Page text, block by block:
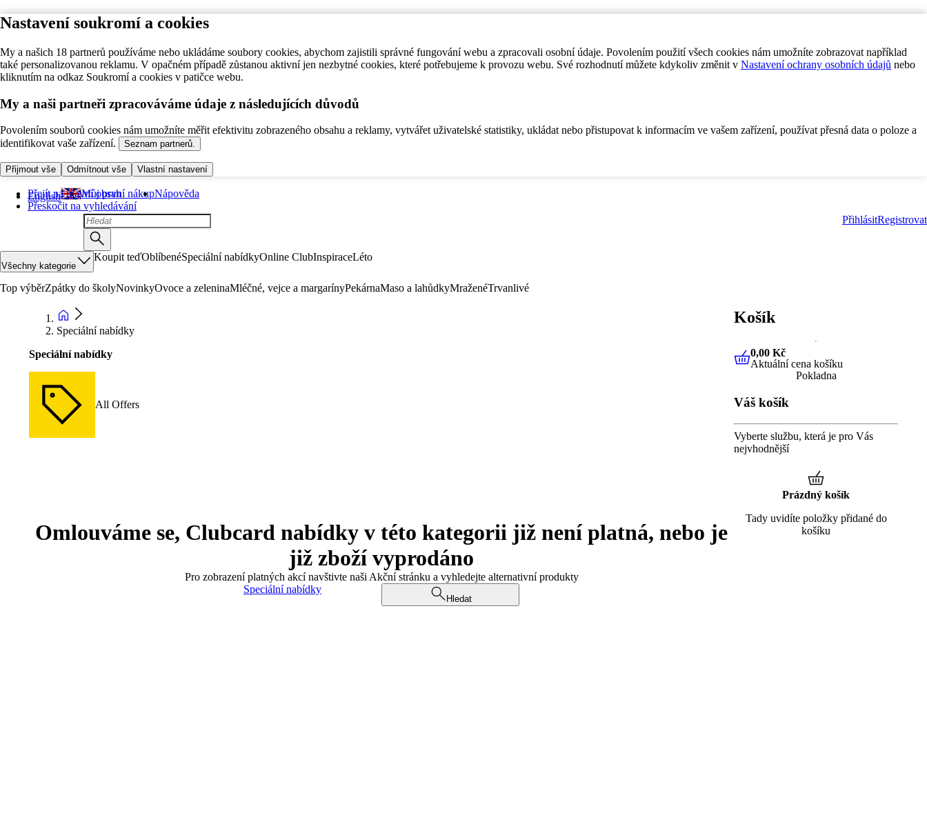
Nastavení soukromí a cookies
My a našich 18 partnerů používáme nebo ukládáme soubory cookies, abychom zajistili správné fungování webu a zpracovali osobní údaje. Povolením použití všech cookies nám umožníte zobrazovat například
také personalizovanou reklamu. V opačném případě zůstanou aktivní jen nezbytné cookies, které potřebujeme k provozu webu. Své rozhodnutí můžete kdykoliv změnit v Nastavení ochrany osobních údajů nebo
kliknutím na odkaz Soukromí a cookies v patičce webu.
My a naši partneři zpracováváme údaje z následujících důvodů
Povolením souborů cookies nám umožníte měřit efektivitu zobrazeného obsahu a reklamy, vytvářet uživatelské statistiky, ukládat nebo přistupovat k informacím ve vašem zařízení, používat přesná data o poloze a
identifikovat vaše zařízení.
Seznam partnerů.
Přijmout vše Odmítnout vše Vlastní nastavení
Přejít na hlavní obsah
Přeskočit na vyhledávání
English Můj první nákupNápověda
PřihlásitRegistrovat
Všechny kategorie
Koupit teďOblíbenéSpeciální nabídkyOnline ClubInspiraceLéto
Top výběrZpátky do školyNovinkyOvoce a zeleninaMléčné, vejce a margarínyPekárnaMaso a lahůdkyMraženéTrvanlivé
Speciální nabídky
Speciální nabídky
All Offers
Omlouváme se, Clubcard nabídky v této kategorii již není platná, nebo je
již zboží vyprodáno
Pro zobrazení platných akcí navštivte naši Akční stránku a vyhledejte alternativní produkty
Speciální nabídky
Hledat
Košík
0,00 KčAktuální cena košíku
0,00 Kč
Aktuální cena košíku
Pokladna
Váš košík
Vyberte službu, která je pro Vás
nejvhodnější
Prázdný košík
Tady uvidíte položky přidané do
košíku